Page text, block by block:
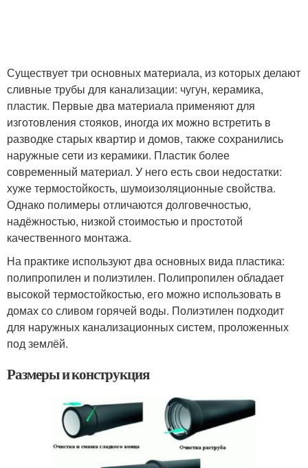
Существует три основных материала, из которых делают
сливные трубы для канализации: чугун, керамика,
пластик. Первые два материала применяют для
изготовления стояков, иногда их можно встретить в
разводке старых квартир и домов, также сохранились
наружные сети из керамики. Пластик более
современный материал. У него есть свои недостатки:
хуже термостойкость, шумоизоляционные свойства.
Однако полимеры отличаются долговечностью,
надёжностью, низкой стоимостью и простотой
качественного монтажа.
На практике используют два основных вида пластика:
полипропилен и полиэтилен. Полипропилен обладает
высокой термостойкостью, его можно использовать в
домах со сливом горячей воды. Полиэтилен подходит
для наружных канализационных систем, проложенных
под землёй.
Размеры и конструкция